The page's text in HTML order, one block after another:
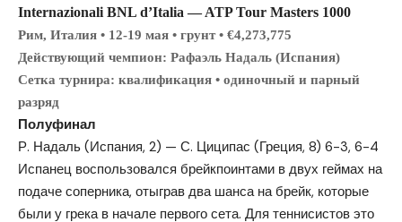
Internazionali BNL d’Italia — ATP Tour Masters 1000
Рим, Италия • 12-19 мая • грунт • €4,273,775
Действующий чемпион: Рафаэль Надаль (Испания)
Сетка турнира: квалификация • одиночный и парный
разряд
Полуфинал
Р. Надаль (Испания, 2) — С. Циципас (Греция, 8) 6-3, 6-4
Испанец воспользовался брейкпоинтами в двух геймах на
подаче соперника, отыграв два шанса на брейк, которые
были у грека в начале первого сета. Для теннисистов это